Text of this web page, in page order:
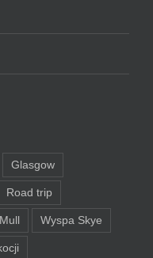
Glasgow
Road trip
Wyspa Skye